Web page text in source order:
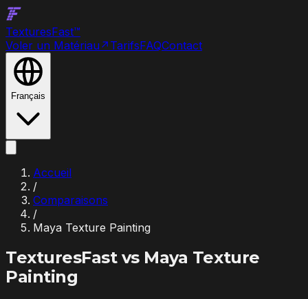
TexturesFast™
Voler un Matériau ↗ TarifsFAQContact
Français
Accueil
/
Comparaisons
/
Maya Texture Painting
TexturesFast vs Maya Texture
Painting